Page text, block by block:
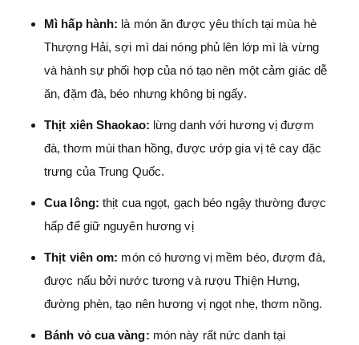
Mì hấp hành: là món ăn được yêu thích tại mùa hè
Thượng Hải, sợi mì dai nóng phủ lên lớp mì là vừng
và hành sự phối hợp của nó tạo nên một cảm giác dễ
ăn, đặm đà, béo nhưng không bị ngấy.
Thịt xiên Shaokao: lừng danh với hương vị đượm
đà, thơm mùi than hồng, được ướp gia vị tê cay đặc
trưng của Trung Quốc.
Cua lông: thịt cua ngọt, gạch béo ngậy thường được
hấp để giữ nguyên hương vị
Thịt viên om: món có hương vị mềm béo, đượm đà,
được nấu bởi nước tương và rượu Thiện Hưng,
đường phèn, tạo nên hương vị ngọt nhẹ, thơm nồng.
Bánh vỏ cua vàng: món này rất nức danh tại